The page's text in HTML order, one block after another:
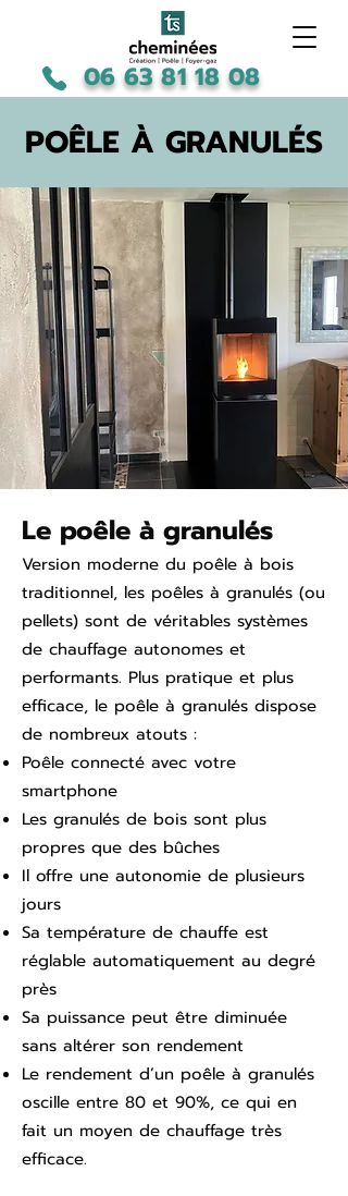
06 63 81 18 08
POÊLE À GRANULÉS
Le poêle à granulés
Version moderne du poêle à bois
traditionnel, les poêles à granulés (ou
pellets) sont de véritables systèmes
de chauffage autonomes et
performants. Plus pratique et plus
efficace, le poêle à granulés dispose
de nombreux atouts :
Poêle connecté avec votre
smartphone
Les granulés de bois sont plus
propres que des bûches
Il offre une autonomie de plusieurs
jours
Sa température de chauffe est
réglable automatiquement au degré
près
Sa puissance peut être diminuée
sans altérer son rendement
Le rendement d’un poêle à granulés
oscille entre 80 et 90%, ce qui en
fait un moyen de chauffage très
efficace.